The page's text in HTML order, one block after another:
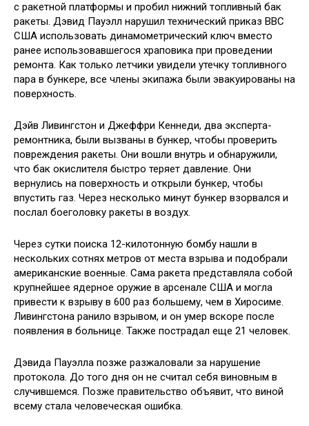
с ракетной платформы и пробил нижний топливный бак
ракеты. Дэвид Пауэлл нарушил технический приказ ВВС
США использовать динамометрический ключ вместо
ранее использовавшегося храповика при проведении
ремонта. Как только летчики увидели утечку топливного
пара в бункере, все члены экипажа были эвакуированы на
поверхность.
Дэйв Ливингстон и Джеффри Кеннеди, два эксперта-
ремонтника, были вызваны в бункер, чтобы проверить
повреждения ракеты. Они вошли внутрь и обнаружили,
что бак окислителя быстро теряет давление. Они
вернулись на поверхность и открыли бункер, чтобы
впустить газ. Через несколько минут бункер взорвался и
послал боеголовку ракеты в воздух.
Через сутки поиска 12-килотонную бомбу нашли в
нескольких сотнях метров от места взрыва и подобрали
американские военные. Сама ракета представляла собой
крупнейшее ядерное оружие в арсенале США и могла
привести к взрыву в 600 раз большему, чем в Хиросиме.
Ливингстона ранило взрывом, и он умер вскоре после
появления в больнице. Также пострадал еще 21 человек.
Дэвида Пауэлла позже разжаловали за нарушение
протокола. До того дня он не считал себя виновным в
случившемся. Позже правительство объявит, что виной
всему стала человеческая ошибка.